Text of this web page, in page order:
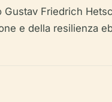
Gustav Friedrich
e della resilienza